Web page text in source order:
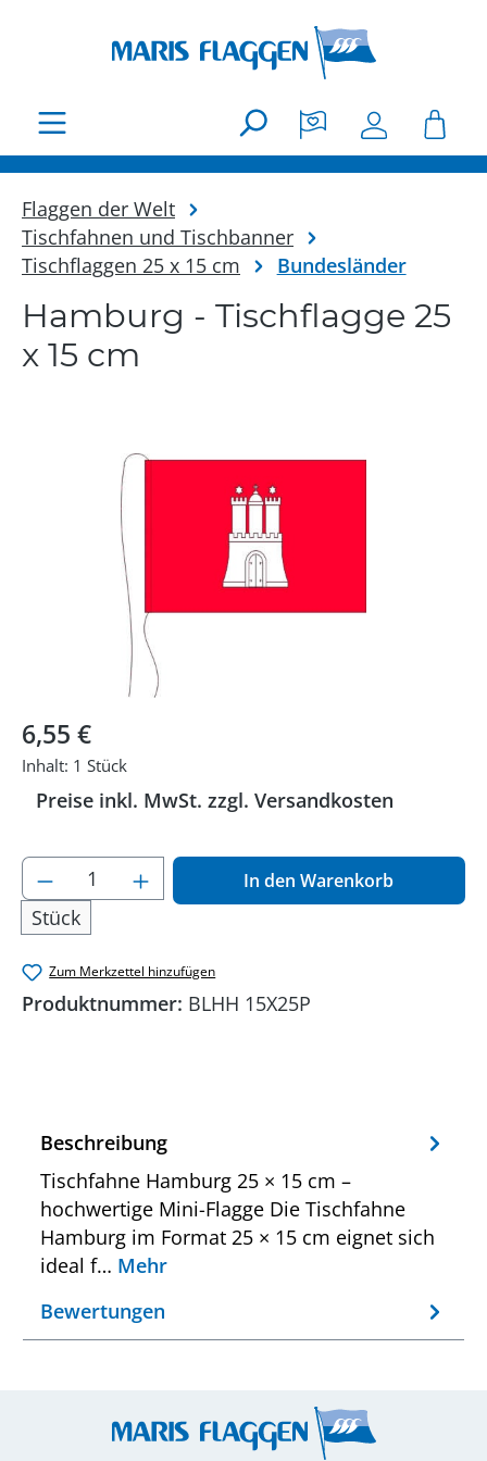
Flaggen der Welt
Tischfahnen und Tischbanner
Tischflaggen 25 x 15 cm
Bundesländer
Hamburg - Tischflagge 25
x 15 cm
Bildergalerie überspringen
Regulärer Preis:
6,55 €
Inhalt: 1 Stück
Preise inkl. MwSt. zzgl. Versandkosten
Produkt Anzahl: Gib den gewünschten
Stück
In den Warenkorb
Zum Merkzettel hinzufügen
Produktnummer: BLHH 15X25P
Beschreibung
Tischfahne Hamburg 25 × 15 cm –
hochwertige Mini-Flagge Die Tischfahne
Hamburg im Format 25 × 15 cm eignet sich
ideal f… Mehr
Bewertungen